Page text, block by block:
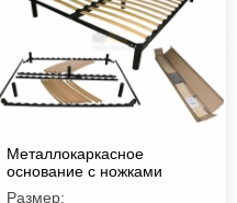
Металлокаркасное
основание с ножками
Размер: